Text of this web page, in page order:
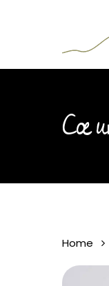
Home